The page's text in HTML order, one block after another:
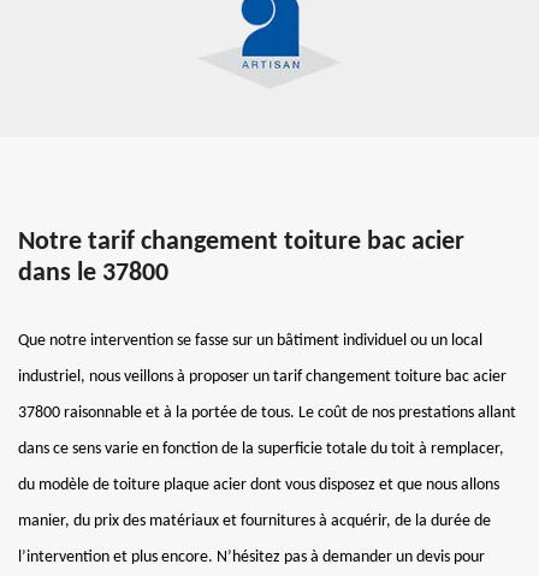
Notre tarif changement toiture bac acier
dans le 37800
Que notre intervention se fasse sur un bâtiment individuel ou un local
industriel, nous veillons à proposer un tarif changement toiture bac acier
37800 raisonnable et à la portée de tous. Le coût de nos prestations allant
dans ce sens varie en fonction de la superficie totale du toit à remplacer,
du modèle de toiture plaque acier dont vous disposez et que nous allons
manier, du prix des matériaux et fournitures à acquérir, de la durée de
l’intervention et plus encore. N’hésitez pas à demander un devis pour